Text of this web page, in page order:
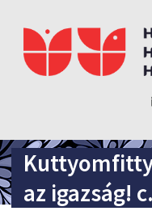
az igazság!